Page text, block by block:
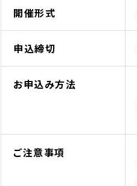
開催形式
申込締切
お申込み方法
ご注意事項